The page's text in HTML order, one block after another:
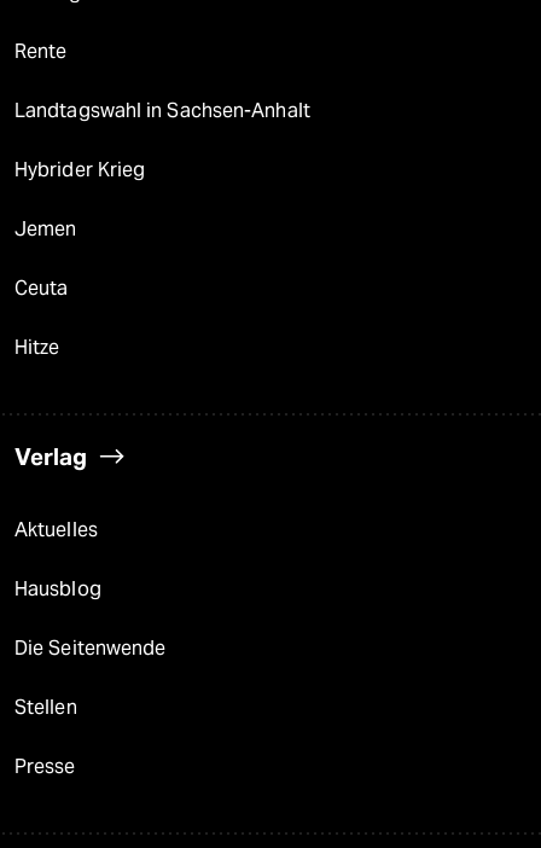
Rente
Landtagswahl in Sachsen-Anhalt
Hybrider Krieg
Jemen
Ceuta
Hitze
Verlag
Aktuelles
Hausblog
Die Seitenwende
Stellen
Presse